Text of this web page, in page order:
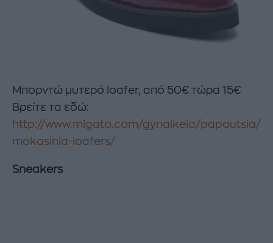
Μπορντώ μυτερό loafer, από 50€ τώρα 15€
Βρείτε τα εδώ:
http://www.migato.com/gynaikeia/papoutsia/
mokasinia-loafers/
Sneakers